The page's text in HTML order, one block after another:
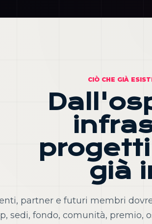
CIÒ CHE GIÀ
già
partner e futuri membri
sedi, fondo, comunità, premio,